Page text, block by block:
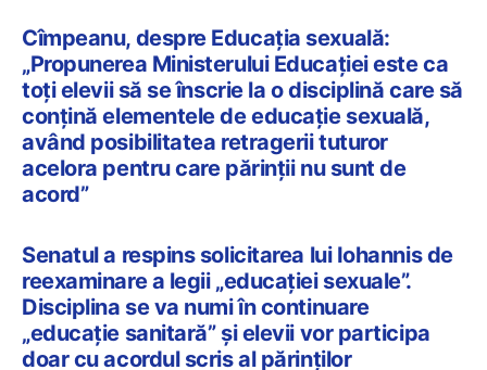
Cîmpeanu, despre Educaţia sexuală:
„Propunerea Ministerului Educaţiei este ca
toţi elevii să se înscrie la o disciplină care să
conţină elementele de educaţie sexuală,
având posibilitatea retragerii tuturor
acelora pentru care părinţii nu sunt de
acord”
Senatul a respins solicitarea lui Iohannis de
reexaminare a legii „educației sexuale”.
Disciplina se va numi în continuare
„educație sanitară” și elevii vor participa
doar cu acordul scris al părinților